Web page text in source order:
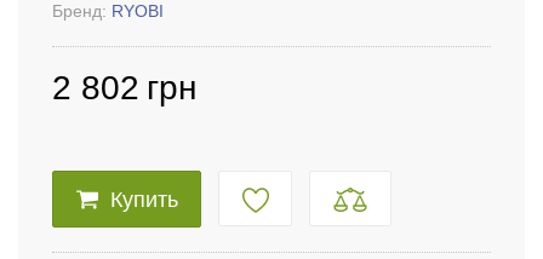
Бренд: RYOBI
2 802 грн
Купить